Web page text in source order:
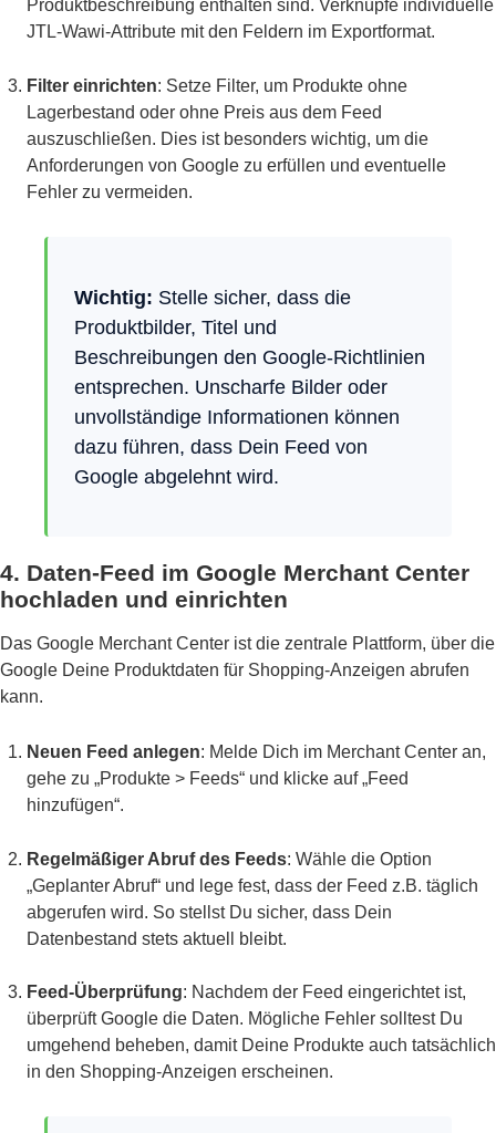
Produktbeschreibung enthalten sind. Verknüpfe individuelle
JTL-Wawi-Attribute mit den Feldern im Exportformat.
Filter einrichten: Setze Filter, um Produkte ohne
Lagerbestand oder ohne Preis aus dem Feed
auszuschließen. Dies ist besonders wichtig, um die
Anforderungen von Google zu erfüllen und eventuelle
Fehler zu vermeiden.
Wichtig: Stelle sicher, dass die
Produktbilder, Titel und
Beschreibungen den Google-Richtlinien
entsprechen. Unscharfe Bilder oder
unvollständige Informationen können
dazu führen, dass Dein Feed von
Google abgelehnt wird.
4. Daten-Feed im Google Merchant Center
hochladen und einrichten
Das Google Merchant Center ist die zentrale Plattform, über die
Google Deine Produktdaten für Shopping-Anzeigen abrufen
kann.
Neuen Feed anlegen: Melde Dich im Merchant Center an,
gehe zu „Produkte > Feeds“ und klicke auf „Feed
hinzufügen“.
Regelmäßiger Abruf des Feeds: Wähle die Option
„Geplanter Abruf“ und lege fest, dass der Feed z.B. täglich
abgerufen wird. So stellst Du sicher, dass Dein
Datenbestand stets aktuell bleibt.
Feed-Überprüfung: Nachdem der Feed eingerichtet ist,
überprüft Google die Daten. Mögliche Fehler solltest Du
umgehend beheben, damit Deine Produkte auch tatsächlich
in den Shopping-Anzeigen erscheinen.